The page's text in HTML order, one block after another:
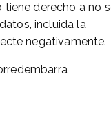
tiene derecho a no
incluida la
negativamente.